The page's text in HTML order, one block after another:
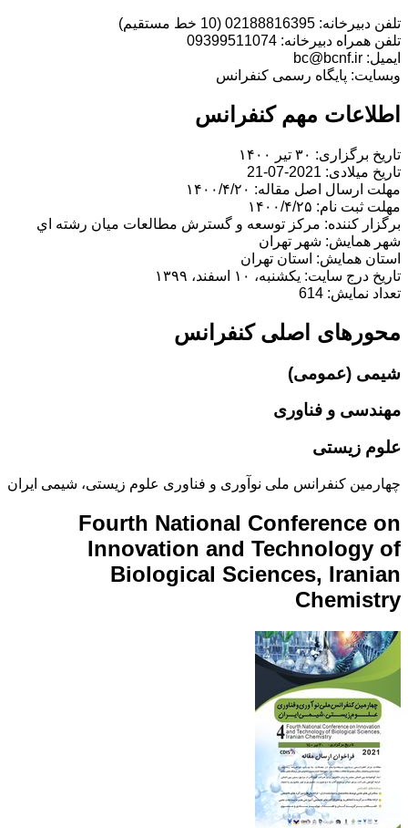
تلفن دبیرخانه: 02188816395 (10 خط مستقیم)
تلفن همراه دبیرخانه: 09399511074
ایمیل: bc@bcnf.ir
وبسایت: پایگاه رسمی کنفرانس
اطلاعات مهم کنفرانس
تاریخ برگزاری: ۳۰ تیر ۱۴۰۰
تاریخ میلادی: 2021-07-21
مهلت ارسال اصل مقاله: ۱۴۰۰/۴/۲۰
مهلت ثبت نام: ۱۴۰۰/۴/۲۵
برگزار کننده: مركز توسعه و گسترش مطالعات ميان رشته اي
شهر همایش: شهر تهران
استان همایش: استان تهران
تاریخ درج سایت: یکشنبه، ۱۰ اسفند، ۱۳۹۹
تعداد نمایش: 614
محورهای اصلی کنفرانس
شیمی (عمومی)
مهندسی و فناوری
علوم زیستی
چهارمین کنفرانس ملی نوآوری و فناوری علوم زیستی، شیمی ایران
Fourth National Conference on
Innovation and Technology of
Biological Sciences, Iranian
Chemistry